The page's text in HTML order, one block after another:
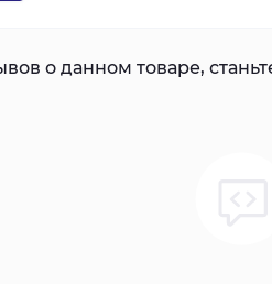
о данном товаре,